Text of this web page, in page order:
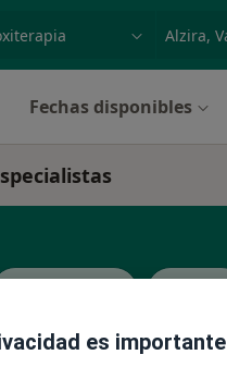
Fechas disponibles
es importante